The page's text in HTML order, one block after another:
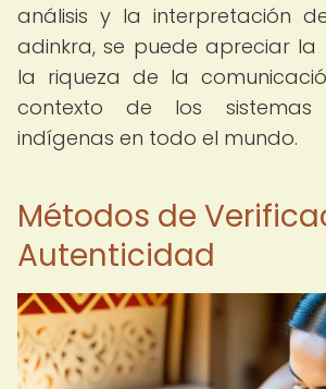
análisis y la interpretación
adinkra, se puede apreciar
la riqueza de la
contexto de los sistemas
indígenas en todo el mundo.
Métodos de
Autenticidad